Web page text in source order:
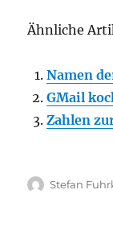
Ähnliche
Namen
GMail
Zahlen
Author
Stefan